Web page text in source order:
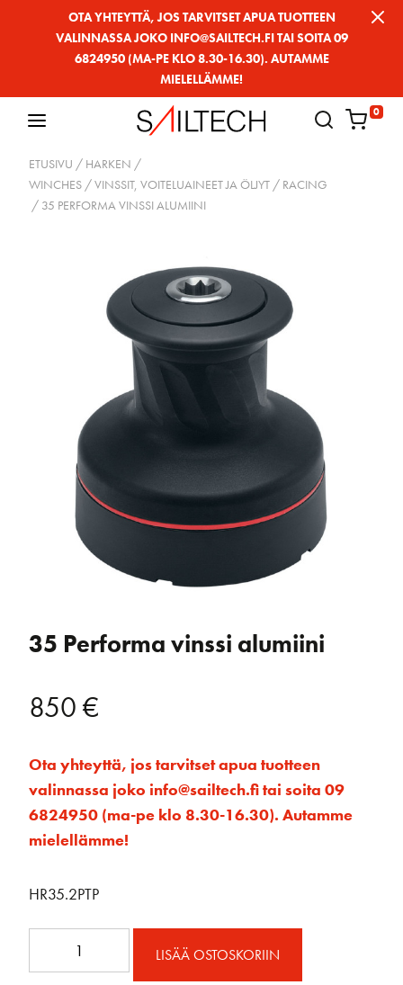
OTA YHTEYTTÄ, JOS TARVITSET APUA TUOTTEEN
VALINNASSA JOKO INFO@SAILTECH.FI TAI SOITA 09
6824950 (MA-PE KLO 8.30-16.30). AUTAMME
MIELELLÄMME!
0
ETUSIVU / HARKEN /
WINCHES / VINSSIT, VOITELUAINEET JA ÖLJYT / RACING
/ 35 PERFORMA VINSSI ALUMIINI
35 Performa vinssi alumiini
850€
Ota yhteyttä, jos tarvitset apua tuotteen
valinnassa joko info@sailtech.fi tai soita 09
6824950 (ma-pe klo 8.30-16.30). Autamme
mielellämme!
HR35.2PTP
LISÄÄ OSTOSKORIIN